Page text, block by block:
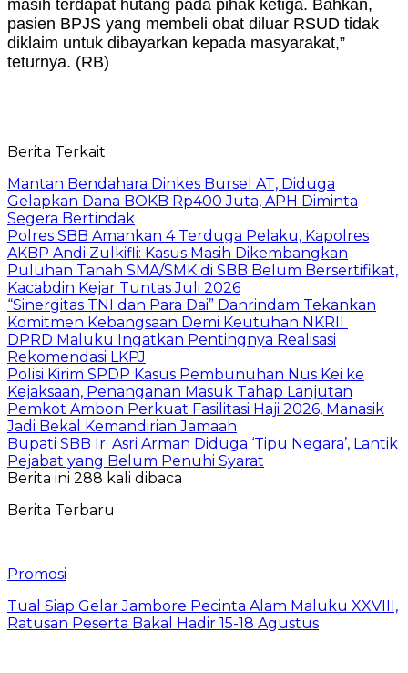
masih terdapat hutang pada pihak ketiga. Bahkan,
pasien BPJS yang membeli obat diluar RSUD tidak
diklaim untuk dibayarkan kepada masyarakat,”
teturnya. (RB)
Berita Terkait
Mantan Bendahara Dinkes Bursel AT, Diduga
Gelapkan Dana BOKB Rp400 Juta, APH Diminta
Segera Bertindak
Polres SBB Amankan 4 Terduga Pelaku, Kapolres
AKBP Andi Zulkifli: Kasus Masih Dikembangkan
Puluhan Tanah SMA/SMK di SBB Belum Bersertifikat,
Kacabdin Kejar Tuntas Juli 2026
“Sinergitas TNI dan Para Dai” Danrindam Tekankan
Komitmen Kebangsaan Demi Keutuhan NKRII ‎
DPRD Maluku Ingatkan Pentingnya Realisasi
Rekomendasi LKPJ
Polisi Kirim SPDP Kasus Pembunuhan Nus Kei ke
Kejaksaan, Penanganan Masuk Tahap Lanjutan
Pemkot Ambon Perkuat Fasilitasi Haji 2026, Manasik
Jadi Bekal Kemandirian Jamaah
Bupati SBB Ir. Asri Arman Diduga ‘Tipu Negara’, Lantik
Pejabat yang Belum Penuhi Syarat
Berita ini 288 kali dibaca
Berita Terbaru
Promosi
Tual Siap Gelar Jambore Pecinta Alam Maluku XXVIII,
Ratusan Peserta Bakal Hadir 15-18 Agustus